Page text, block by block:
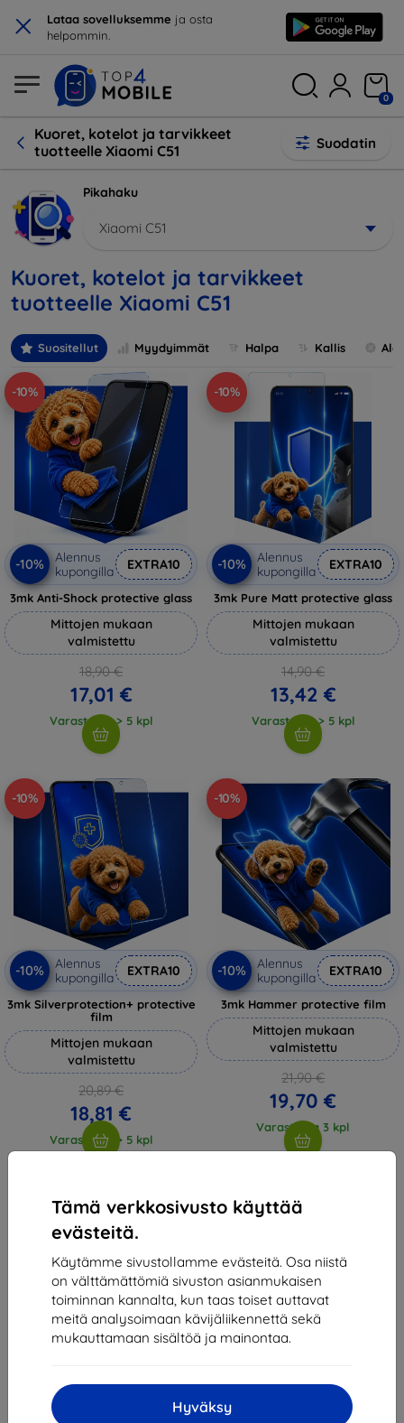
× Lataa sovelluksemme ja osta
helpommin.
Tämä verkkosivusto käyttää
evästeitä.
Käytämme sivustollamme evästeitä. Osa niistä
on välttämättömiä sivuston asianmukaisen
toiminnan kannalta, kun taas toiset auttavat
meitä analysoimaan kävijäliikennettä sekä
mukauttamaan sisältöä ja mainontaa.
Hyväksy
0
Kuoret, kotelot ja tarvikkeet
tuotteelle Xiaomi C51
Suodatin
Pikahaku
Xiaomi C51
Kuoret, kotelot ja tarvikkeet
tuotteelle Xiaomi C51
Suositellut Myydyimmät Halpa Kallis
-10%
-10%
Alennus
kupongilla
EXTRA10
3mk Anti-Shock protective glass
Mittojen mukaan
valmistettu
18,90 €
17,01 €
Varastossa > 5 kpl
-10%
-10%
Alennus
kupongilla
EXTRA10
3mk Pure Matt protective glass
Mittojen mukaan
valmistettu
14,90 €
13,42 €
Varastossa > 5 kpl
-10%
-10%
Alennus
kupongilla
EXTRA10
3mk Silverprotection+ protective
film
Mittojen mukaan
valmistettu
20,89 €
18,81 €
Varastossa > 5 kpl
-10%
-10%
Alennus
kupongilla
EXTRA10
3mk Hammer protective film
Mittojen mukaan
valmistettu
21,90 €
19,70 €
Varastossa 3 kpl
yhteensä .
«
Shield-SK s.r.o.